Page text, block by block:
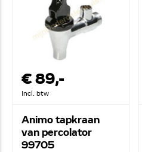
€ 89,-
Incl. btw
Animo tapkraan
van percolator
99705